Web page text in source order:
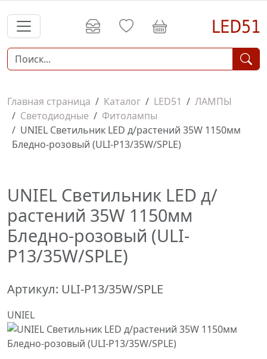
Главная страница Каталог LED51
ЛАМПЫ
Светодиодные
Фитолампы
UNIEL Светильник LED д/растений 35W 1150мм
Бледно-розовый (ULI-P13/35W/SPLE)
UNIEL Светильник LED д/
растений 35W 1150мм
Бледно-розовый (ULI-
P13/35W/SPLE)
Артикул: ULI-P13/35W/SPLE
UNIEL